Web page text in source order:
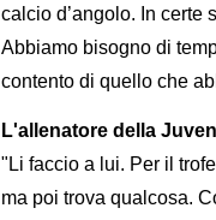
calcio d’angolo. In certe
Abbiamo bisogno di
contento di quello che
L'allenatore della
"Li faccio a lui. Per il
ma poi trova qualcosa.